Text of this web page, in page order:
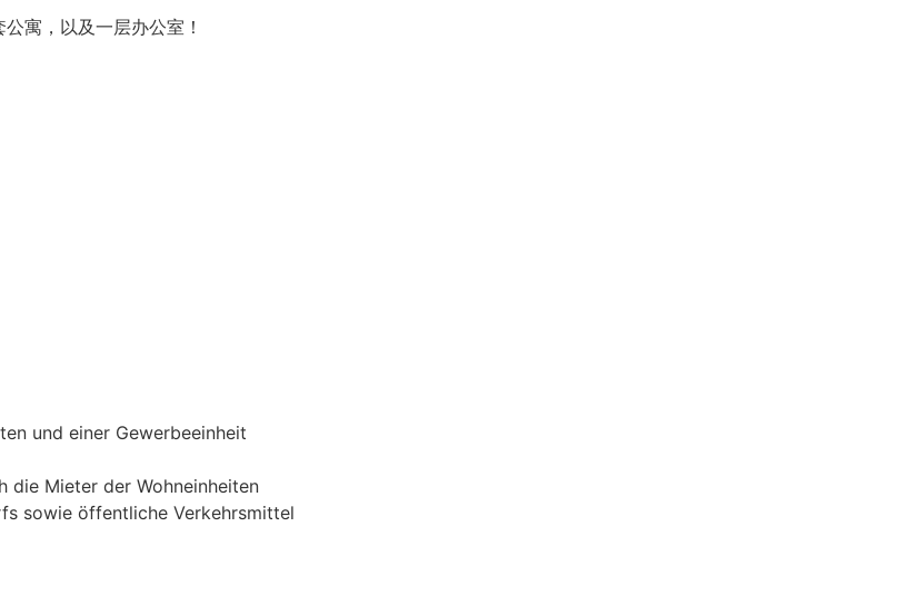
寓，以及一层办公室！
und einer Gewerbeeinheit
die Mieter der Wohneinheiten
sowie öffentliche Verkehrsmittel